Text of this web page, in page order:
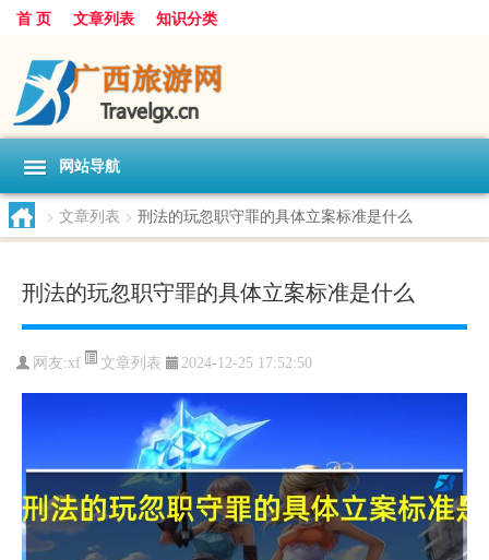
首 页 文章列表 知识分类
网站导航
> 文章列表 > 刑法的玩忽职守罪的具体立案标准是什么
刑法的玩忽职守罪的具体立案标准是什么
网友:xf 文章列表 2024-12-25 17:52:50